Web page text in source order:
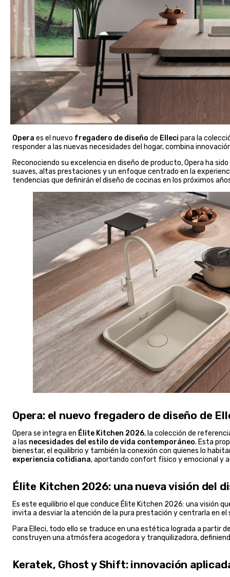
Opera es el nuevo fregadero de diseño de Elleci para la
responder a las nuevas necesidades del hogar, combina
Reconociendo su excelencia en diseño de producto, Opera ha
suaves, altas prestaciones y un enfoque centrado en la
tendencias que definirán el diseño de cocinas en los próximos
Opera: el nuevo fregadero de diseño de
Opera se integra en Élite Kitchen 2026, la colección de
a las necesidades del estilo de vida contemporáneo. Esta
bienestar, el equilibrio y también la conexión con quienes lo
experiencia cotidiana, aportando confort físico y emocional y
Élite Kitchen 2026: una nueva visión del
Es este equilibrio el que conduce Élite Kitchen 2026: una visión
invita a desviar la atención de la pura prestación y centrarla en
Para Elleci, todo ello se traduce en una estética lograda a partir
construyen una atmósfera acogedora y tranquilizadora,
Keratek, Ghost y Shift: innovación